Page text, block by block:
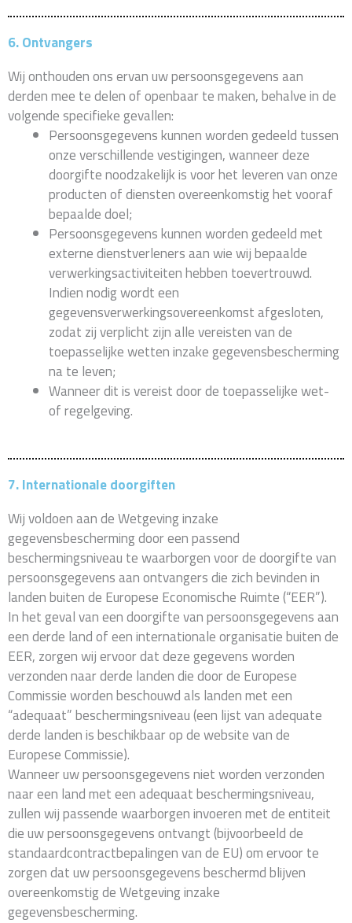
6. Ontvangers
Wij onthouden ons ervan uw persoonsgegevens aan
derden mee te delen of openbaar te maken, behalve in de
volgende specifieke gevallen:
Persoonsgegevens kunnen worden gedeeld tussen
onze verschillende vestigingen, wanneer deze
doorgifte noodzakelijk is voor het leveren van onze
producten of diensten overeenkomstig het vooraf
bepaalde doel;
Persoonsgegevens kunnen worden gedeeld met
externe dienstverleners aan wie wij bepaalde
verwerkingsactiviteiten hebben toevertrouwd.
Indien nodig wordt een
gegevensverwerkingsovereenkomst afgesloten,
zodat zij verplicht zijn alle vereisten van de
toepasselijke wetten inzake gegevensbescherming
na te leven;
Wanneer dit is vereist door de toepasselijke wet-
of regelgeving.
7. Internationale doorgiften
Wij voldoen aan de Wetgeving inzake
gegevensbescherming door een passend
beschermingsniveau te waarborgen voor de doorgifte van
persoonsgegevens aan ontvangers die zich bevinden in
landen buiten de Europese Economische Ruimte (“EER”).
In het geval van een doorgifte van persoonsgegevens aan
een derde land of een internationale organisatie buiten de
EER, zorgen wij ervoor dat deze gegevens worden
verzonden naar derde landen die door de Europese
Commissie worden beschouwd als landen met een
“adequaat” beschermingsniveau (een lijst van adequate
derde landen is beschikbaar op de website van de
Europese Commissie).
Wanneer uw persoonsgegevens niet worden verzonden
naar een land met een adequaat beschermingsniveau,
zullen wij passende waarborgen invoeren met de entiteit
die uw persoonsgegevens ontvangt (bijvoorbeeld de
standaardcontractbepalingen van de EU) om ervoor te
zorgen dat uw persoonsgegevens beschermd blijven
overeenkomstig de Wetgeving inzake
gegevensbescherming.